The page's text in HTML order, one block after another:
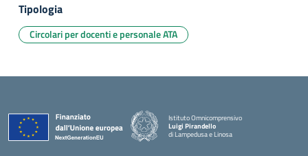
Tipologia
Circolari per docenti e personale ATA
Istituto Omnicomprensivo
Luigi Pirandello
di Lampedusa e Linosa